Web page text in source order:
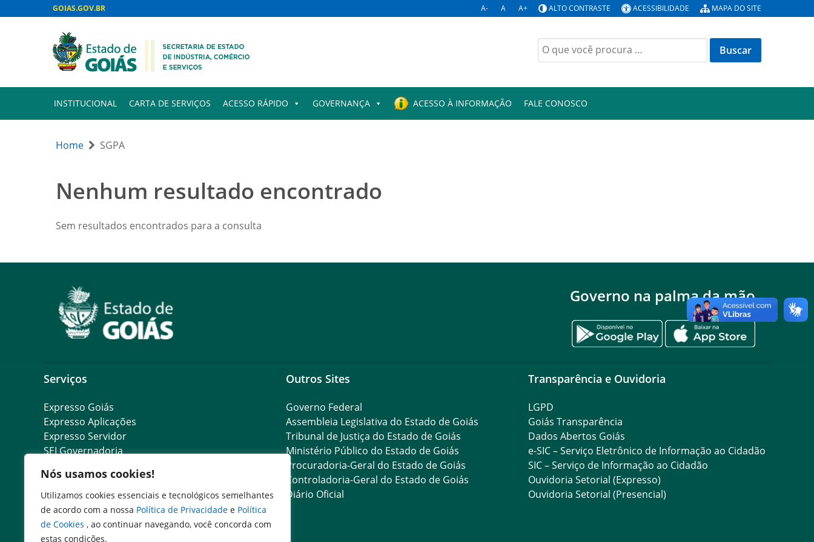
Nós usamos cookies!
Utilizamos cookies essenciais e tecnológicos semelhantes
de acordo com a nossa Política de Privacidade e Política
de Cookies , ao continuar navegando, você concorda com
estas condições.
GOIAS.GOV.BR A- A A+ ALTO CONTRASTE ACESSIBILIDADE MAPA DO SITE
Buscar
por:
INSTITUCIONAL CARTA DE SERVIÇOS ACESSO RÁPIDO GOVERNANÇA ACESSO À INFORMAÇÃO FALE CONOSCO
Home SGPA
Nenhum resultado encontrado
Sem resultados encontrados para a consulta
Governo na palma da mão
Serviços
Expresso Goiás
Expresso Aplicações
Expresso Servidor
SEI Governadoria
Escola de Governo
Agenda de Autoridades
Emissão de DARE
Consulta DARE pago
SIC digital
Outros Sites
Governo Federal
Assembleia Legislativa do Estado de Goiás
Tribunal de Justiça do Estado de Goiás
Ministério Público do Estado de Goiás
Procuradoria-Geral do Estado de Goiás
Controladoria-Geral do Estado de Goiás
Diário Oficial
Transparência e Ouvidoria
LGPD
Goiás Transparência
Dados Abertos Goiás
e-SIC – Serviço Eletrônico de Informação ao Cidadão
SIC – Serviço de Informação ao Cidadão
Ouvidoria Setorial (Expresso)
Ouvidoria Setorial (Presencial)